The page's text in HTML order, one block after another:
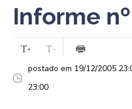
Informe
postado em 19/12/2005
23:00